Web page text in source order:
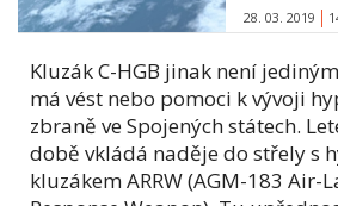
28. 03. 2019
Kluzák C-HGB jinak není
má vést nebo pomoci k vývoji
zbraně ve Spojených státech.
době vkládá naděje do střely s
kluzákem ARRW (AGM-183 Air-